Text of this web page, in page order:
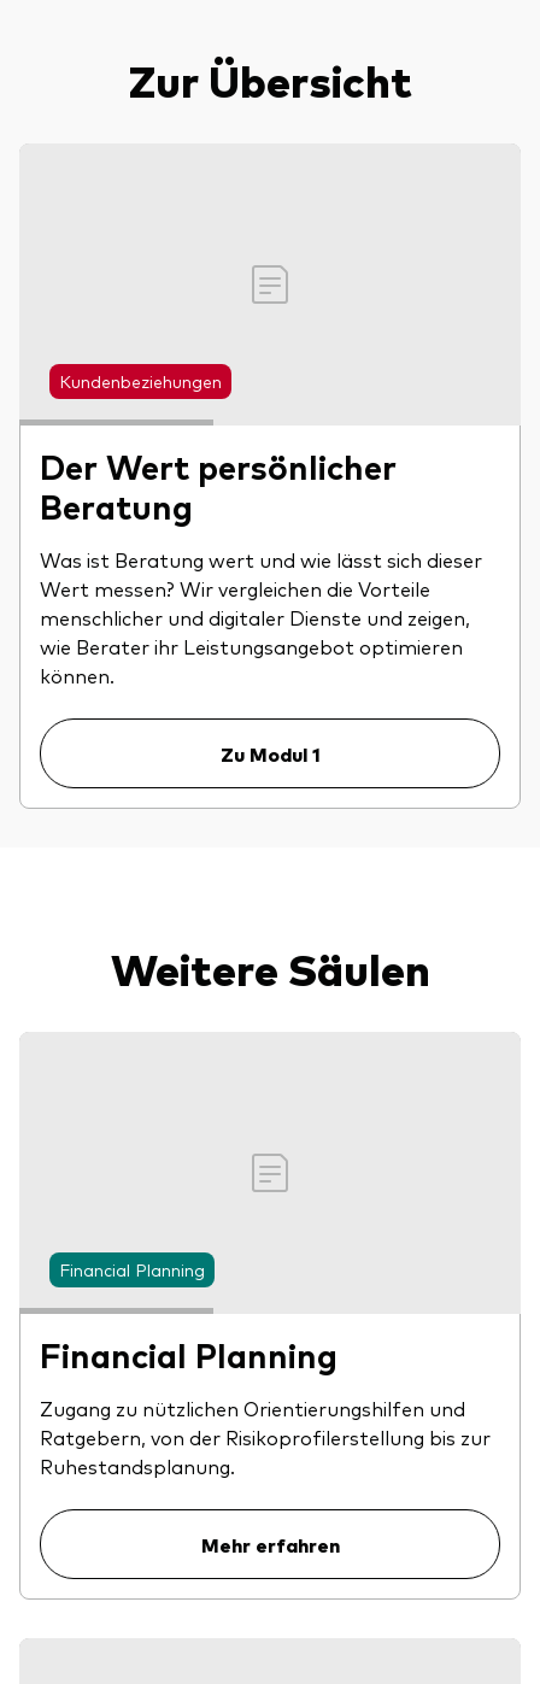
Anbieterliste
Vanguard Modellportfolios
Vanguard Beratungsstudie
Zur Übersicht
Kundenbeziehungen
Der Wert persönlicher
Beratung
Was ist Beratung wert und wie lässt sich dieser
Wert messen? Wir vergleichen die Vorteile
menschlicher und digitaler Dienste und zeigen,
wie Berater ihr Leistungsangebot optimieren
können.
Zu Modul 1
Weitere Säulen
Financial Planning
Financial Planning
Zugang zu nützlichen Orientierungshilfen und
Ratgebern, von der Risikoprofilerstellung bis zur
Ruhestandsplanung.
Mehr erfahren